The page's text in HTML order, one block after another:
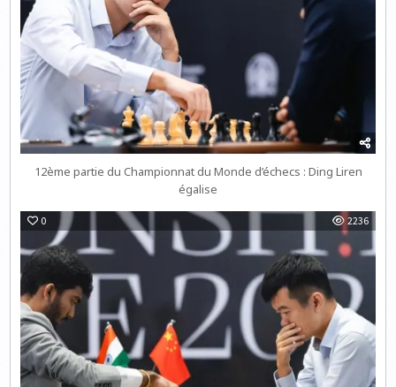
12ème partie du Championnat du Monde d’échecs : Ding Liren
égalise
0 2236